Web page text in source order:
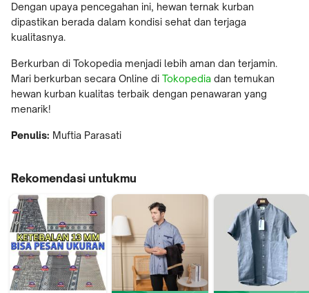
Dengan upaya pencegahan ini, hewan ternak kurban
dipastikan berada dalam kondisi sehat dan terjaga
kualitasnya.
Berkurban di Tokopedia menjadi lebih aman dan terjamin.
Mari berkurban secara Online di Tokopedia dan temukan
hewan kurban kualitas terbaik dengan penawaran yang
menarik!
Penulis: Muftia Parasati
Rekomendasi untukmu